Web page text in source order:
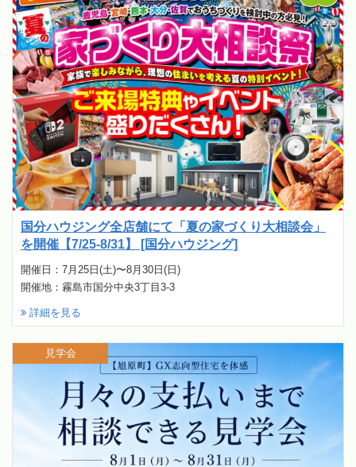
国分ハウジング全店舗にて「夏の家づくり大相談会」
を開催【7/25-8/31】 [国分ハウジング]
開催日：7月25日(土)〜8月30日(日)
開催地：霧島市国分中央3丁目3-3
詳細を見る
見学会